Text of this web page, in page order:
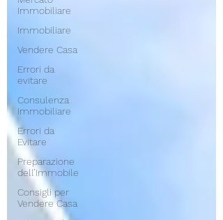
Immobiliare
Immobiliare
Vendere Casa
Errori da
evitare
Consulenza
Immobiliare
Errori da
Evitare
Preparazione
dell’Immobile
Consigli per
Vendere Casa